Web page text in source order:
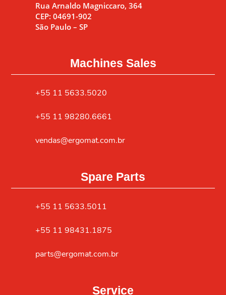
Rua Arnaldo Magniccaro, 364
CEP: 04691-902
São Paulo – SP
Machines Sales
+55 11 5633.5020
+55 11 98280.6661
vendas@ergomat.com.br
Spare Parts
+55 11 5633.5011
+55 11 98431.1875
parts@ergomat.com.br
Service